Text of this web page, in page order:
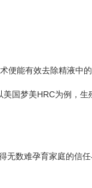
能有效去除精液
国梦美HRC为例，
数难孕育家庭的信